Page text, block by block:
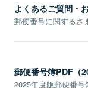
よくあるご質問・
郵便番号に関するさ
郵便番号簿PDF（
2025年度版郵便番